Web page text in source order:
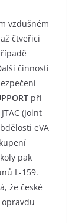
vzdušném
čtveřici
činností
při
(Joint
eVA
pak
L-159.
že české
opravdu